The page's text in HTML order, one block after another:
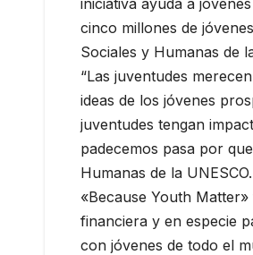
cinco millones de
Sociales y Humanas de
“Las juventudes
ideas de los jóvenes
juventudes tengan
padecemos pasa por
Humanas de la UNESCO.
«Because Youth
financiera y en especie
con jóvenes de todo el